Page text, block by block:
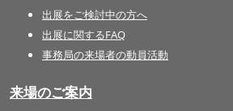
出展をご検討中の方へ
出展に関するFAQ
事務局の来場者の動員活動
来場のご案内